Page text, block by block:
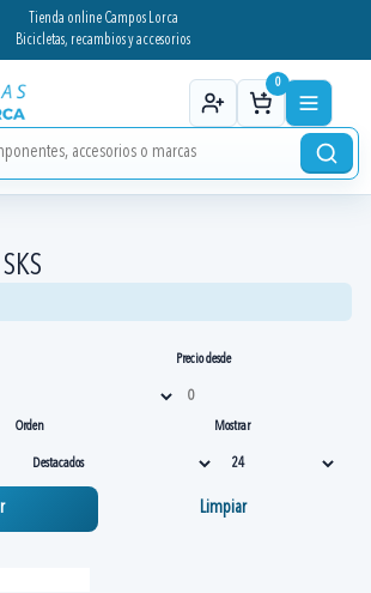
Tienda online Campos Lorca
Bicicletas, recambios y accesorios
0
Precio desde
Orden Mostrar
Limpiar